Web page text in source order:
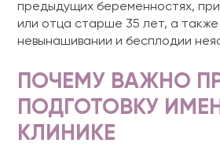
предыдущих беременностях,
или отца старше 35 лет, а также
невынашивании и бесплодии
ПОЧЕМУ ВАЖНО
ПОДГОТОВКУ
КЛИНИКЕ